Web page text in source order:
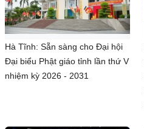
Hà Tĩnh: Sẵn sàng cho Đại hội
Đại biểu Phật giáo tỉnh lần thứ V
nhiệm kỳ 2026 - 2031